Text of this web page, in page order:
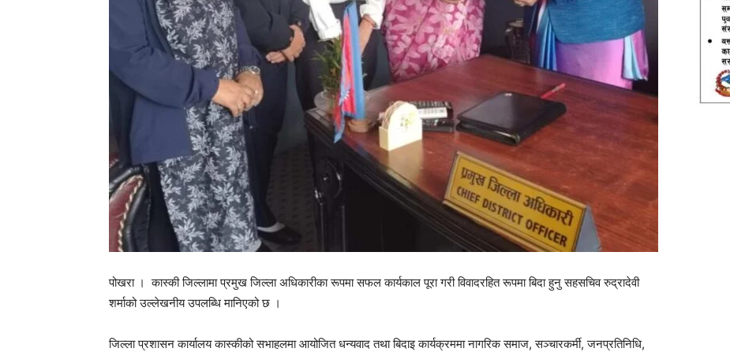
पोखरा । कास्की जिल्लामा प्रमुख जिल्ला अधिकारीका रूपमा सफल कार्यकाल पूरा गरी विवादरहित रूपमा बिदा हुनु सहसचिव रुद्रादेवी
शर्माको उल्लेखनीय उपलब्धि मानिएको छ ।
जिल्ला प्रशासन कार्यालय कास्कीको सभाहलमा आयोजित धन्यवाद तथा बिदाइ कार्यक्रममा नागरिक समाज, सञ्चारकर्मी, जनप्रतिनिधि,